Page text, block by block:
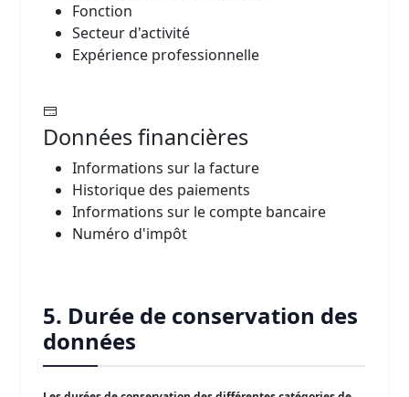
Fonction
Secteur d'activité
Expérience professionnelle
Données financières
Informations sur la facture
Historique des paiements
Informations sur le compte bancaire
Numéro d'impôt
5. Durée de conservation des
données